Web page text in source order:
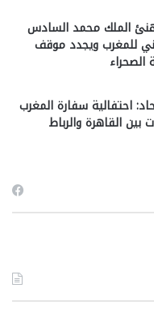
الملك محمد السادس
للمغرب ويجدد موقف
الصحراء
احتفالية سفارة المغرب
بين القاهرة والرباط